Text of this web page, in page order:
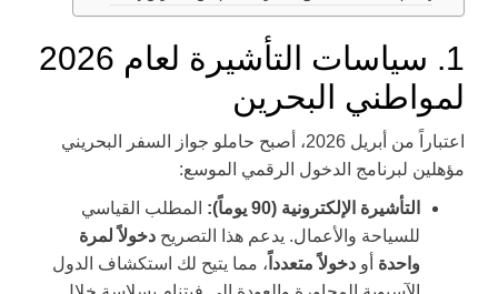
1. سياسات التأشيرة لعام 2026
لمواطني البحرين
اعتباراً من أبريل 2026، أصبح حاملو جواز السفر البحريني
مؤهلين لبرنامج الدخول الرقمي الموسع:
التأشيرة الإلكترونية (90 يوماً):
المطلب القياسي
للسياحة والأعمال. يدعم هذا التصريح دخولاً لمرة
واحدة أو دخولاً متعدداً ، مما يتيح لك استكشاف الدول